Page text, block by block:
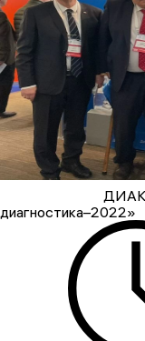
диагностика–2022»